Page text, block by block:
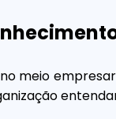
meio